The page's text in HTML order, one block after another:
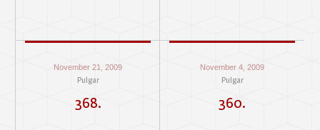
November 21, 2009
Pulgar
368.
November 4, 2009
Pulgar
360.